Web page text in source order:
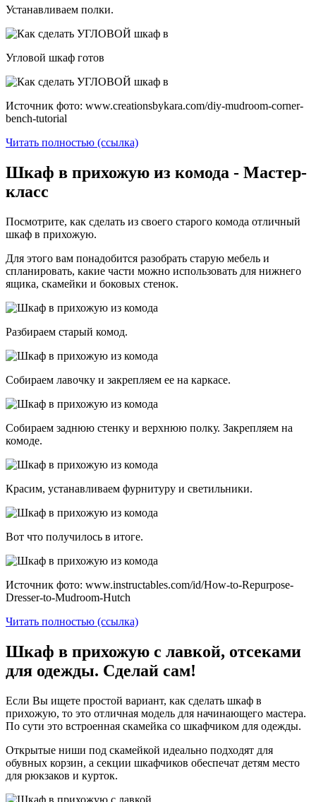
Устанавливаем полки.
Угловой шкаф готов
Источник фото: www.creationsbykara.com/diy-mudroom-corner-
bench-tutorial
Читать полностью (ссылка)
Шкаф в прихожую из комода - Мастер-
класс
Посмотрите, как сделать из своего старого комода отличный
шкаф в прихожую.
Для этого вам понадобится разобрать старую мебель и
спланировать, какие части можно использовать для нижнего
ящика, скамейки и боковых стенок.
Разбираем старый комод.
Собираем лавочку и закрепляем ее на каркасе.
Собираем заднюю стенку и верхнюю полку. Закрепляем на
комоде.
Красим, устанавливаем фурнитуру и светильники.
Вот что получилось в итоге.
Источник фото: www.instructables.com/id/How-to-Repurpose-
Dresser-to-Mudroom-Hutch
Читать полностью (ссылка)
Шкаф в прихожую с лавкой, отсеками
для одежды. Сделай сам!
Если Вы ищете простой вариант, как сделать шкаф в
прихожую, то это отличная модель для начинающего мастера.
По сути это встроенная скамейка со шкафчиком для одежды.
Открытые ниши под скамейкой идеально подходят для
обувных корзин, а секции шкафчиков обеспечат детям место
для рюкзаков и курток.